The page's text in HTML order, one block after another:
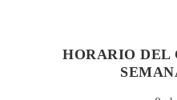
HORARIO DEL